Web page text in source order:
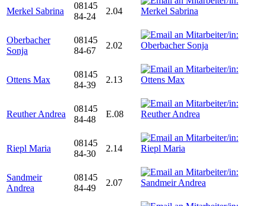
Merkel Sabrina
08145
84-24
2.04
Oberbacher
Sonja
08145
84-67
2.02
Ottens Max
08145
84-39
2.13
Reuther Andrea
08145
84-48
E.08
Riepl Maria
08145
84-30
2.14
Sandmeir
Andrea
08145
84-49
2.07